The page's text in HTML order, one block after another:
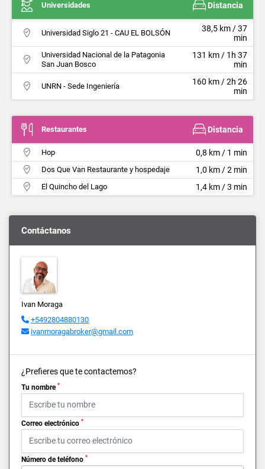
Universidades Distancia
Universidad Siglo 21 - CAU EL BOLSÓN
38,5 km / 37
min
Universidad Nacional de la Patagonia
San Juan Bosco
131 km / 1h 37
min
UNRN - Sede Ingeniería
160 km / 2h 26
min
Restaurantes Distancia
Hop 0,8 km / 1 min
Dos Que Van Restaurante y hospedaje 1,0 km / 2 min
El Quincho del Lago 1,4 km / 3 min
Contáctanos
Ivan Moraga
+5492804880130
ivanmoragabroker@gmail.com
¿Prefieres que te contactemos?
Tu nombre *
Correo electrónico *
Número de teléfono *